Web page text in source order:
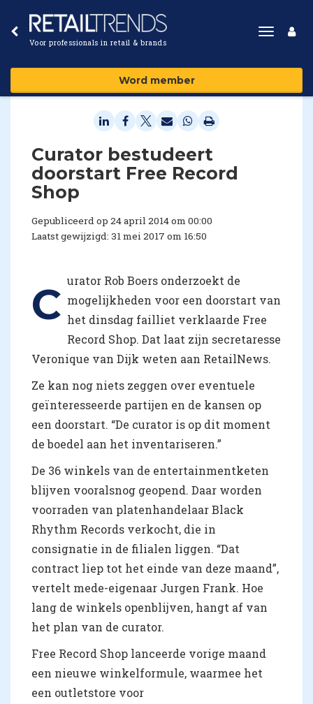
Voor professionals in retail & brands
Toggle
Word member
Curator bestudeert
doorstart Free Record
Shop
Gepubliceerd op 24 april 2014 om 00:00
Laatst gewijzigd: 31 mei 2017 om 16:50
C urator Rob Boers onderzoekt de
mogelijkheden voor een doorstart van
het dinsdag failliet verklaarde Free
Record Shop. Dat laat zijn secretaresse
Veronique van Dijk weten aan RetailNews.
Ze kan nog niets zeggen over eventuele
geïnteresseerde partijen en de kansen op
een doorstart. “De curator is op dit moment
de boedel aan het inventariseren.”
De 36 winkels van de entertainmentketen
blijven vooralsnog geopend. Daar worden
voorraden van platenhandelaar Black
Rhythm Records verkocht, die in
consignatie in de filialen liggen. “Dat
contract liep tot het einde van deze maand”,
vertelt mede-eigenaar Jurgen Frank. Hoe
lang de winkels openblijven, hangt af van
het plan van de curator.
Free Record Shop lanceerde vorige maand
een nieuwe winkelformule, waarmee het
een outletstore voor